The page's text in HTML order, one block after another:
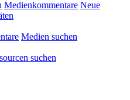
Medienkommentare Neue
Medien suchen
suchen